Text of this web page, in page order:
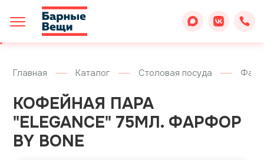
Главная Каталог Столовая посуда
КОФЕЙНАЯ ПАРА
"ELEGANCE" 75МЛ. ФАРФОР
BY BONE